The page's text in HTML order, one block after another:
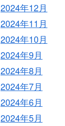
2024年12月
2024年11月
2024年10月
2024年9月
2024年8月
2024年7月
2024年6月
2024年5月